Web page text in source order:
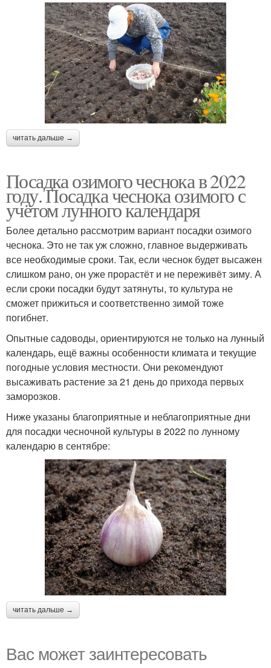
читать дальше →
Посадка озимого чеснока в 2022
году. Посадка чеснока озимого с
учётом лунного календаря
Более детально рассмотрим вариант посадки озимого
чеснока. Это не так уж сложно, главное выдерживать
все необходимые сроки. Так, если чеснок будет высажен
слишком рано, он уже прорастёт и не переживёт зиму. А
если сроки посадки будут затянуты, то культура не
сможет прижиться и соответственно зимой тоже
погибнет.
Опытные садоводы, ориентируются не только на лунный
календарь, ещё важны особенности климата и текущие
погодные условия местности. Они рекомендуют
высаживать растение за 21 день до прихода первых
заморозков.
Ниже указаны благоприятные и неблагоприятные дни
для посадки чесночной культуры в 2022 по лунному
календарю в сентябре:
читать дальше →
Вас может заинтересовать